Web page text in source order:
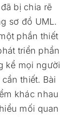
bị chia rẽ
sơ đồ UML.
phần thiết
triển phần
kể mọi người
thiết. Bài
khác nhau
mối quan